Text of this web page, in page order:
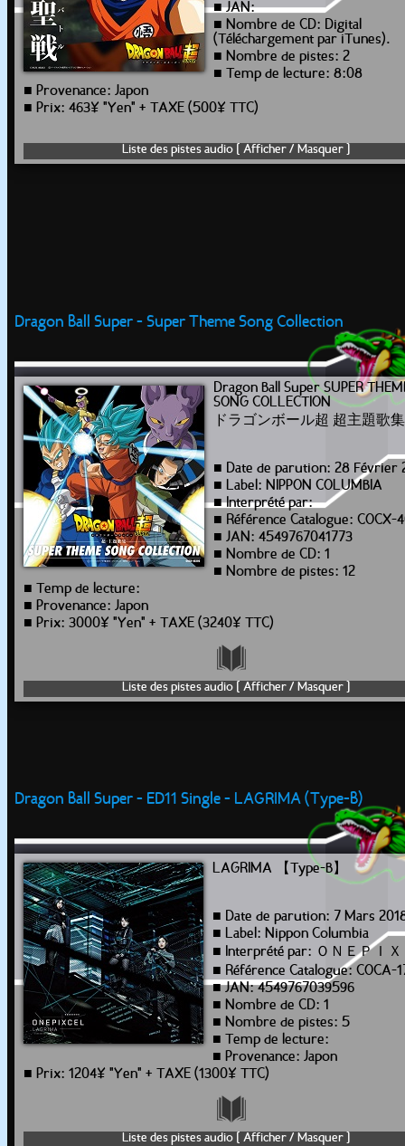
■ JAN:
■ Nombre de CD: Digital
(Téléchargement par iTunes).
■ Nombre de pistes: 2
■ Temp de lecture: 8:08
■ Provenance: Japon
■ Prix: 463¥ "Yen" + TAXE (500¥ TTC)
Liste des pistes audio [ Afficher / Masquer ]
Dragon Ball Super - Super Theme Song Collection
Dragon Ball Super SUPER
SONG COLLECTION
ドラゴンボール超 超主題歌集
■ Date de parution: 28 Février
■ Label: NIPPON COLUMBIA
■ Interprété par:
■ Référence Catalogue: COCX-
■ JAN: 4549767041773
■ Nombre de CD: 1
■ Nombre de pistes: 12
■ Temp de lecture:
■ Provenance: Japon
■ Prix: 3000¥ "Yen" + TAXE (3240¥ TTC)
Liste des pistes audio [ Afficher / Masquer ]
Dragon Ball Super - ED11 Single - LAGRIMA (Type-B)
LAGRIMA 【Type-B】
■ Date de parution: 7 Mars
■ Label: Nippon Columbia
■ Interprété par: ＯＮＥＰＩ
■ Référence Catalogue: COCA-
■ JAN: 4549767039596
■ Nombre de CD: 1
■ Nombre de pistes: 5
■ Temp de lecture:
■ Provenance: Japon
■ Prix: 1204¥ "Yen" + TAXE (1300¥ TTC)
Liste des pistes audio [ Afficher / Masquer ]